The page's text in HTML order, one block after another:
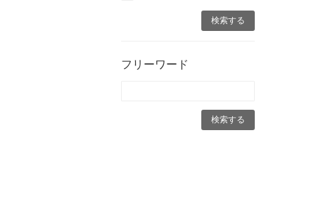
フリーワード